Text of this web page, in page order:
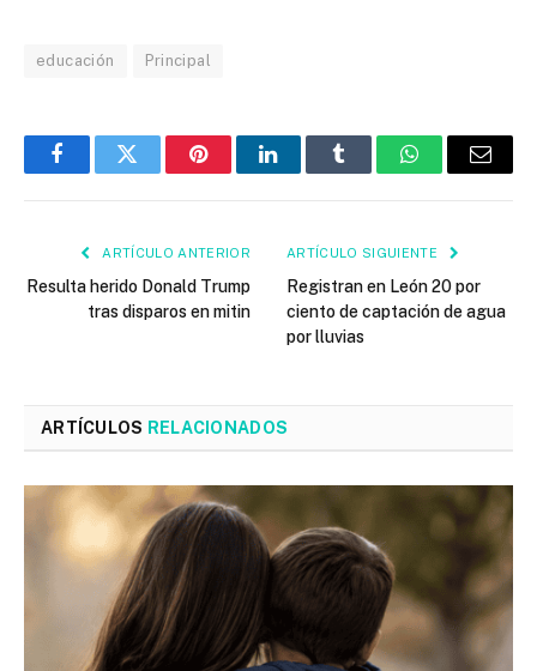
educación Principal
FacebookTwitter PinterestLinkedInTumblr WhatsAppEmail
ARTÍCULO ANTERIOR
Resulta herido Donald Trump
tras disparos en mitin
ARTÍCULO SIGUIENTE
Registran en León 20 por
ciento de captación de agua
por lluvias
ARTÍCULOS RELACIONADOS